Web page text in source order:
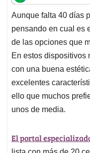
t
s
A
p
p
e
b
o
o
k
k
e
d
I
n
Aunque falta 40 días
pensando en cual es
de las opciones que
En estos dispositivos
con una buena
excelentes
ello que muchos
unos de media.
El portal